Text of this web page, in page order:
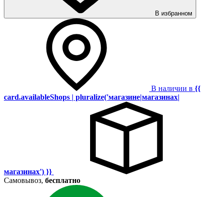
В избранном
В наличии в {{
card.availableShops | pluralize('магазине|магазинах|
магазинах') }}
Самовывоз, бесплатно